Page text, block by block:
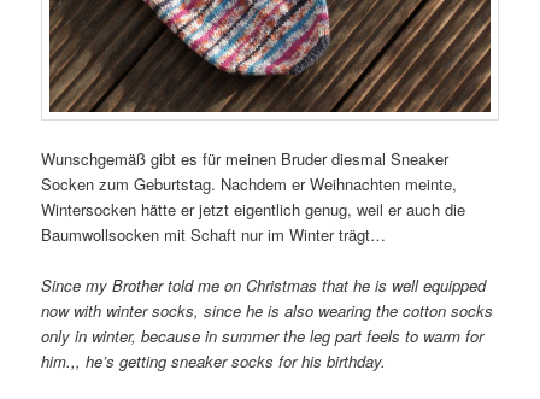
Wunschgemäß gibt es für meinen Bruder diesmal Sneaker
Socken zum Geburtstag. Nachdem er Weihnachten meinte,
Wintersocken hätte er jetzt eigentlich genug, weil er auch die
Baumwollsocken mit Schaft nur im Winter trägt…
Since my Brother told me on Christmas that he is well equipped
now with winter socks, since he is also wearing the cotton socks
only in winter, because in summer the leg part feels to warm for
him.,, he’s getting sneaker socks for his birthday.